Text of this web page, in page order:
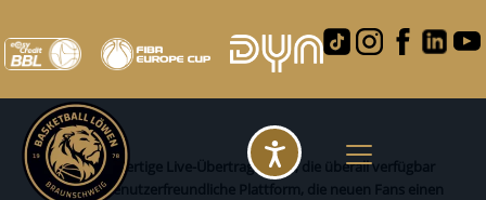
DYN Basketball – Live-TV
Durch hochwertige Live-Übertragungen, die überall verfügbar
sind, eine benutzerfreundliche Plattform, die neuen Fans einen